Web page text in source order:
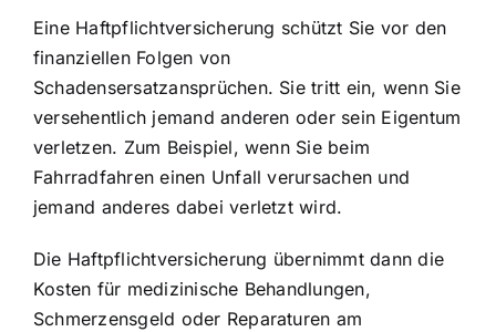
Eine Haftpflichtversicherung schützt Sie vor den
finanziellen Folgen von
Schadensersatzansprüchen. Sie tritt ein, wenn Sie
versehentlich jemand anderen oder sein Eigentum
verletzen. Zum Beispiel, wenn Sie beim
Fahrradfahren einen Unfall verursachen und
jemand anderes dabei verletzt wird.
Die Haftpflichtversicherung übernimmt dann die
Kosten für medizinische Behandlungen,
Schmerzensgeld oder Reparaturen am